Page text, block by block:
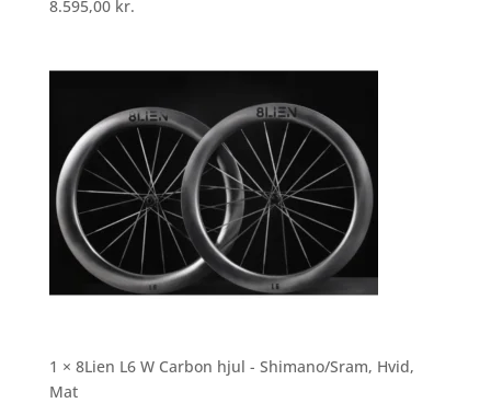
8.595,00 kr.
1 × 8Lien L6 W Carbon hjul - Shimano/Sram, Hvid,
Mat